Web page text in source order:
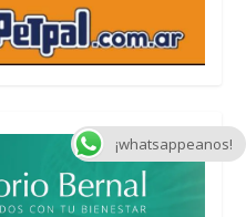
¡whatsappeanos!